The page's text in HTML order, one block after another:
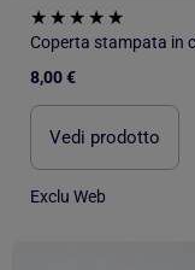
8,00 €
Vedi prodotto
Exclu Web